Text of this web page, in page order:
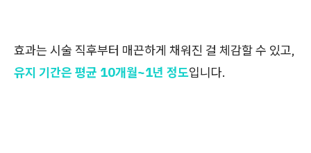
효과는 시술 직후부터 매끈하게 채워진 걸 체감할 수 있고,
유지 기간은 평균 10개월~1년 정도입니다.